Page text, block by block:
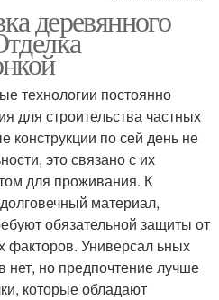
подоконники
деревянного
технологии постоянно
для строительства частных
по сей день не
это связано с их
для проживания. К
материал,
обязательной защиты от
факторов. Универсал ьных
но предпочтение лучше
которые обладают